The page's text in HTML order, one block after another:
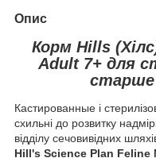
Опис
Корм Hills
Adult 7+ для
старше
Кастированные і
схильні до розвитку
відділу сечовивідних
Hill's Science Plan Feline